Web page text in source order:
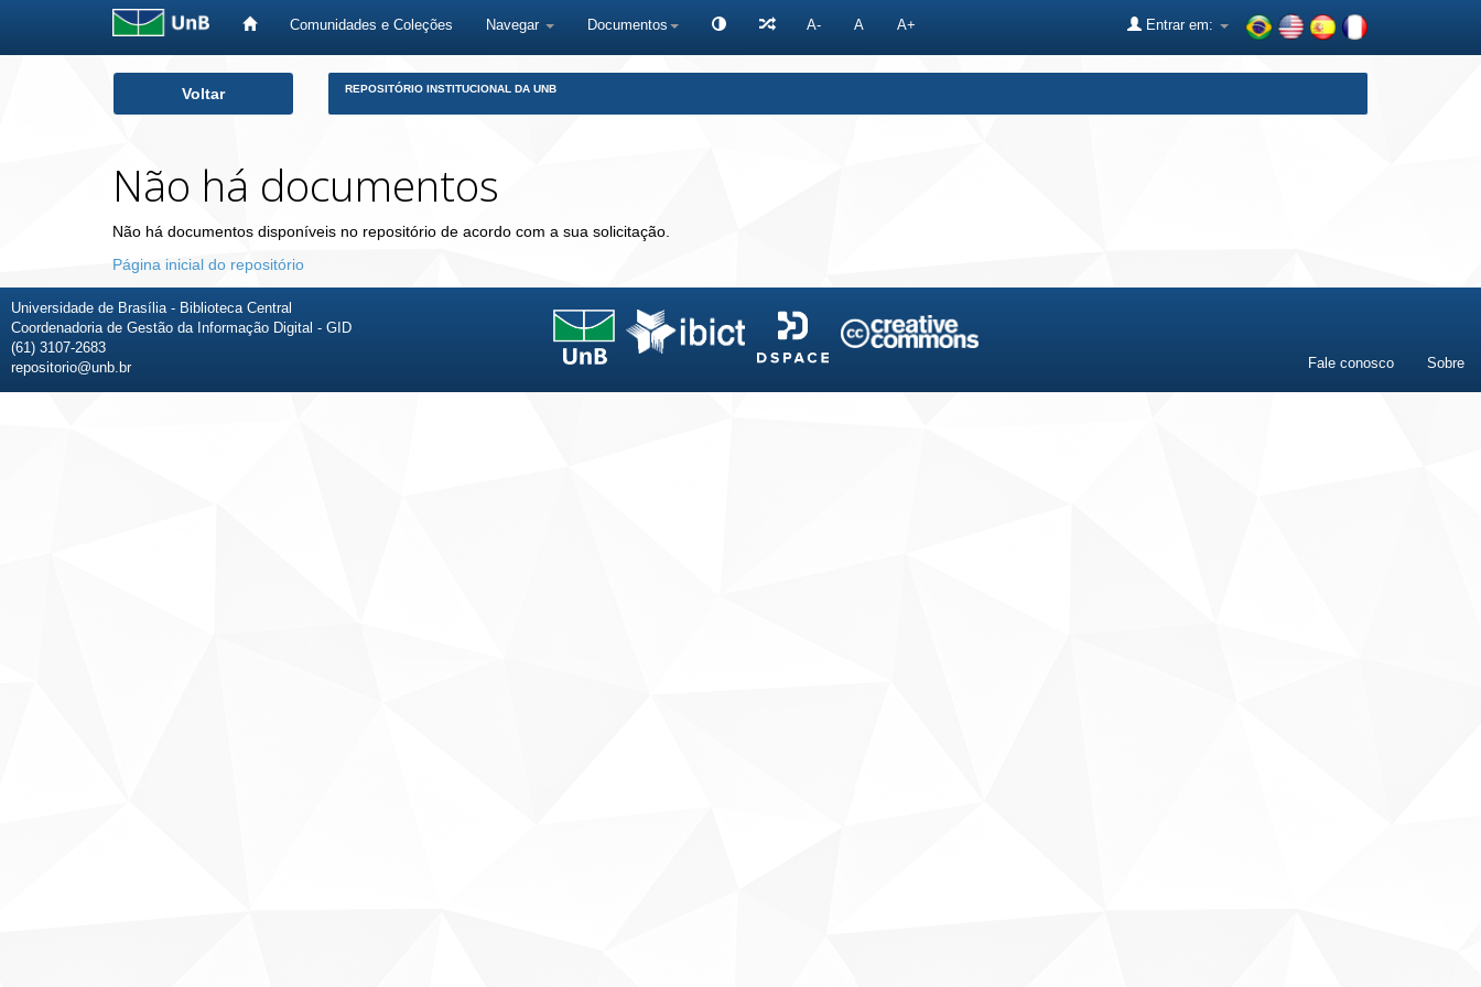
Comunidades e Coleções Navegar Documentos A- A A+ Entrar em:
Voltar REPOSITÓRIO INSTITUCIONAL DA UNB
Não há documentos
Não há documentos disponíveis no repositório de acordo com a sua solicitação.
Página inicial do repositório
Universidade de Brasília - Biblioteca Central
Coordenadoria de Gestão da Informação Digital - GID
(61) 3107-2683
repositorio@unb.br
Fale conosco Sobre